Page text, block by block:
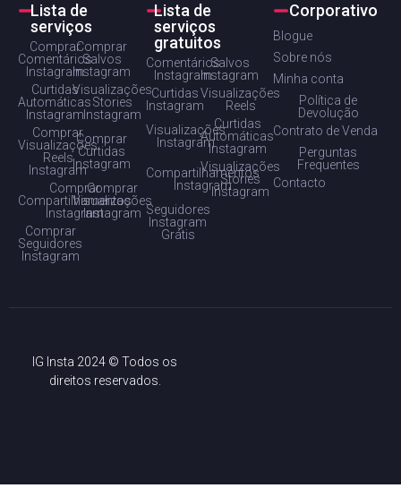
Lista de
serviços
Comprar
Comentários
Instagram
Comprar
Salvos
Instagram
Curtidas
Automáticas
Instagram
Visualizações
Stories
Instagram
Comprar
Visualizações
Reels
Instagram
Comprar
Curtidas
Instagram
Comprar
Compartilhamentos
Instagram
Comprar
Visualizações
Instagram
Comprar
Seguidores
Instagram
Lista de
serviços
gratuitos
Comentários
Instagram
Salvos
Instagram
Curtidas
Instagram
Visualizações
Reels
Visualizações
Instagram
Curtidas
Automáticas
Instagram
Compartilhamentos
Instagram
Visualizações
Stories
Instagram
Seguidores
Instagram
Grátis
Corporativo
Blogue
Sobre nós
Minha conta
Política de
Devolução
Contrato de Venda
Perguntas
Frequentes
Contacto
IG Insta 2024 © Todos os
direitos reservados.